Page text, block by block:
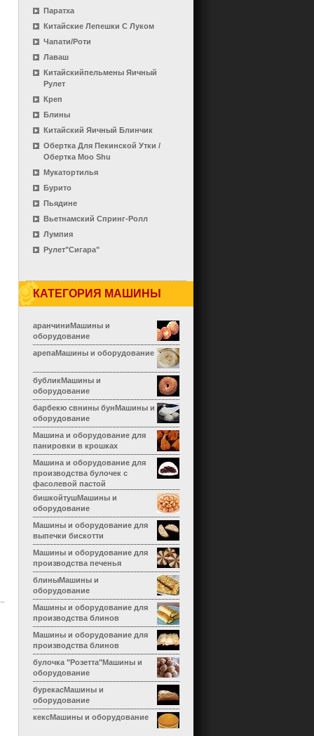
Паратха
Китайские Лепешки С Луком
Чапати/роти
Лаваш
Китайскийпельмены Яичный
Рулет
Креп
Блины
Китайский Яичный Блинчик
Обертка Для Пекинской Утки /
Обертка Moo Shu
Мукатортилья
Бурито
Пьядине
Вьетнамский Спринг-Ролл
Лумпия
Рулет"сигара"
КАТЕГОРИЯ МАШИНЫ
аранчиниМашины и
оборудование
арепаМашины и оборудование
бубликМашины и
оборудование
барбекю свнины бунМашины и
оборудование
Машина и оборудование для
панировки в крошках
Машина и оборудование для
производства булочек с
фасолевой пастой
бишкойтушМашины и
оборудование
Машины и оборудование для
выпечки бискотти
Машины и оборудование для
производства печенья
блиныМашины и
оборудование
Машины и оборудование для
производства блинов
Машины и оборудование для
производства блинов
булочка "Розетта"Машины и
оборудование
бурекасМашины и
оборудование
кексМашины и оборудование